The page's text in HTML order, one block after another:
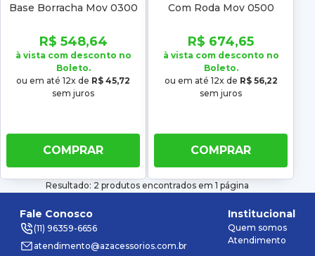
Base Borracha Mov 0300
R$ 548,64
à vista com desconto no
Boleto.
ou em até 12x de R$ 45,72
sem juros
COMPRAR
Com Roda Mov 0500
R$ 674,65
à vista com desconto no
Boleto.
ou em até 12x de R$ 56,22
sem juros
COMPRAR
Resultado: 2 produtos encontrados em 1 página
Fale Conosco
(11) 96359-6656
atendimento@azacessorios.com.br
Institucional
Quem somos
Atendimento